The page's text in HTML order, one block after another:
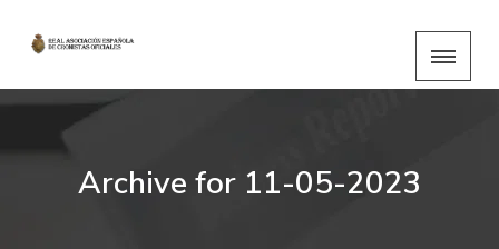
Archive for 11-05-2023